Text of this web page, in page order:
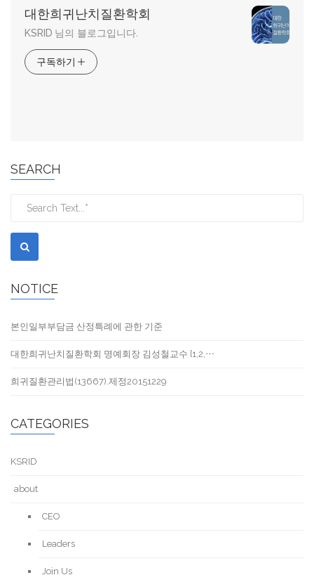
대한희귀난치질환학회
KSRID 님의 블로그입니다.
구독하기
SEARCH
NOTICE
본인일부부담금 산정특례에 관한 기준
대한희귀난치질환학회 명예회장 김성철교수 [1,2,⋯
희귀질환관리법(13667).제정20151229
CATEGORIES
KSRID
about
CEO
Leaders
Join Us